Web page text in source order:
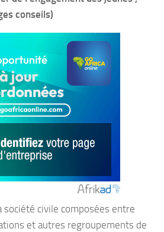
conseils)
société civile composées entre
et autres regroupements de